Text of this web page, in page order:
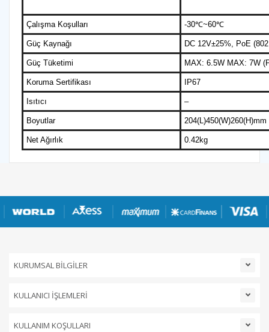
Çalışma Koşulları -30℃~60℃
Güç Kaynağı DC 12V±25%, PoE
Güç Tüketimi MAX: 6.5W MAX: 7W
Koruma Sertifikası IP67
Isıtıcı –
Boyutlar 204(L)450(W)260(H)mm
Net Ağırlık 0.42kg
KURUMSAL BİLGİLER
KULLANICI İŞLEMLERİ
KULLANIM KOŞULLARI